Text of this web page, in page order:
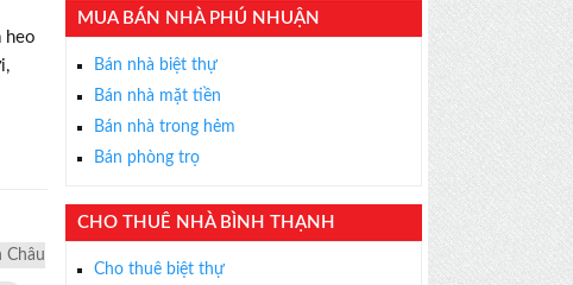
PHÍ
sales thân thiện, nhiệt tình,
×
heo
Châu
MUA BÁN NHÀ PHÚ NHUẬN
Bán nhà biệt thự
Bán nhà mặt tiền
Bán nhà trong hẻm
Bán phòng trọ
CHO THUÊ NHÀ BÌNH THẠNH
Cho thuê biệt thự